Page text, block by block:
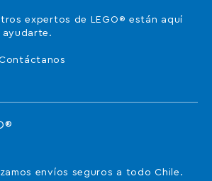
expertos de LEGO® están aquí
ayudarte.
envíos seguros a todo Chile.